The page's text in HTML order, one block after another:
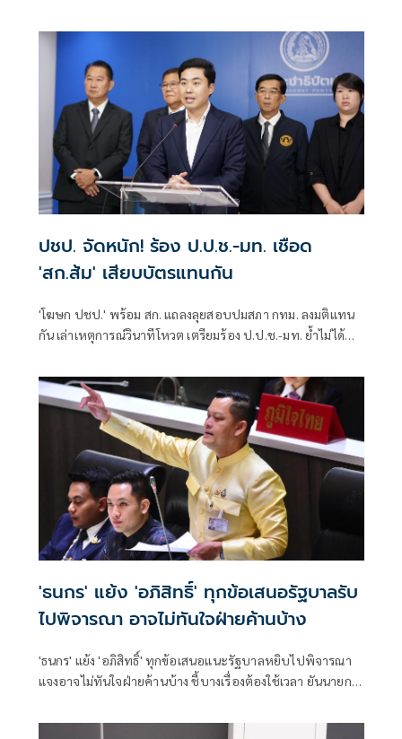
ไหร่ที่ฝ่ายค้านมีมติว่ายื่นอภิปรายไม่ไว้วางใจ พรรคร่วมฝ่าย
ค้านก็จะนำเรื่องกลับหารือแต่ละพรรค ยืนยันว่ามีความพร้อม
อยู่แล้ว ซึ่งต้องดูไทม์ไลน์ว่าพรรคประชาชนกำหนดช่วงไหน
เพราะเมื่อเปิดสภามา
ปชป. จัดหนัก! ร้อง ป.ป.ช.-มท. เชือด
'สก.ส้ม' เสียบบัตรแทนกัน
'โฆษก ปชป.' พร้อม สก. แถลงลุยสอบปมสภา กทม. ลงมติแทน
กัน เล่าเหตุการณ์วินาทีโหวต เตรียมร้อง ป.ป.ช.-มท. ย้ำไม่ได้
'ธนกร' แย้ง 'อภิสิทธิ์' ทุกข้อเสนอรัฐบาลรับ
ไปพิจารณา อาจไม่ทันใจฝ่ายค้านบ้าง
'ธนกร' แย้ง 'อภิสิทธิ์' ทุกข้อเสนอแนะรัฐบาลหยิบไปพิจารณา
แจงอาจไม่ทันใจฝ่ายค้านบ้าง ชี้บางเรื่องต้องใช้เวลา ยันนายกฯ